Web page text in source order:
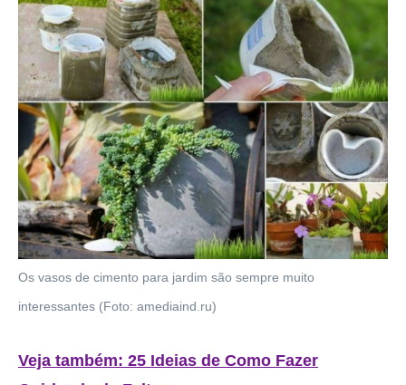
Os vasos de cimento para jardim são sempre muito
interessantes (Foto: amediaind.ru)
Veja também: 25 Ideias de Como Fazer